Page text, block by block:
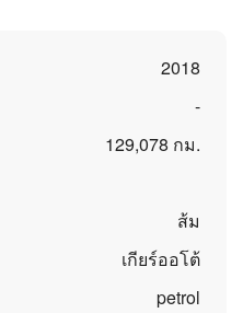
2018
-
129,078 กม.
ส้ม
เกียร์ออโต้
petrol